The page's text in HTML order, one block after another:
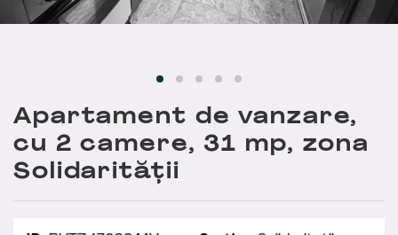
Apartament de vanzare,
cu 2 camere, 31 mp, zona
Solidarității